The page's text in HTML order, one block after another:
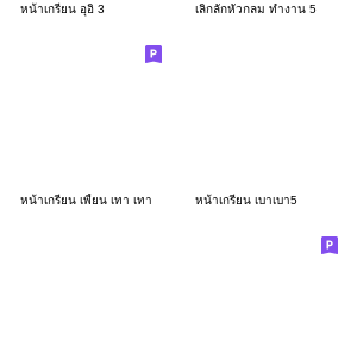
หน้าเกรียน อุอิ 3 เลิ่กลั่กหัวกลม ทำงาน 5
หน้าเกรียน เพี้ยน เทา เทา หน้าเกรียน เบาเบา5